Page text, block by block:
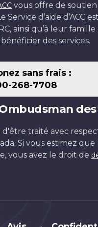
vous offre de
Service d’aide
ainsi qu’à leur
des services.
sans frais :
268-7708
d'être traité avec
Si vous estimez
vous avez le droit de